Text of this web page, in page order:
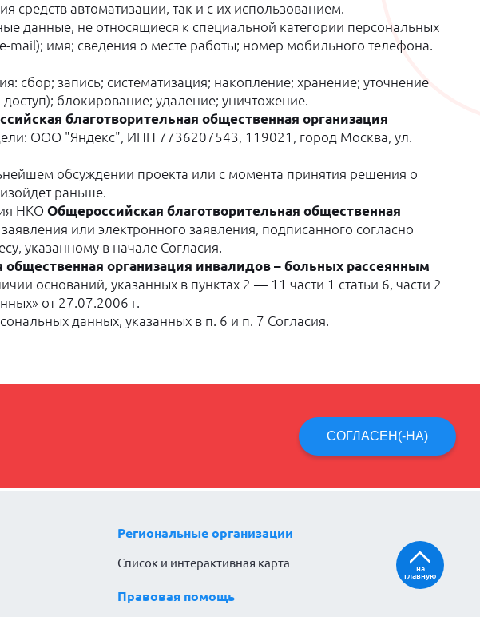
средств автоматизации, так и с их использованием.
данные, не относящиеся к специальной категории персональных
имя; сведения о месте работы; номер мобильного телефона.
запись; систематизация; накопление; хранение; уточнение
блокирование; удаление; уничтожение.
благотворительная общественная организация
ООО "Яндекс", ИНН 7736207543, 119021, город Москва, ул.
обсуждении проекта или с момента принятия решения о
раньше.
НКО Общероссийская благотворительная общественная
или электронного заявления, подписанного согласно
указанному в начале Согласия.
организация инвалидов – больных рассеянным
оснований, указанных в пунктах 2 — 11 части 1 статьи 6, части 2
от 27.07.2006 г.
данных, указанных в п. 6 и п. 7 Согласия.
СОГЛАСЕН(-НА)
Региональные организации
Список и интерактивная карта
Правовая помощь
на
главную